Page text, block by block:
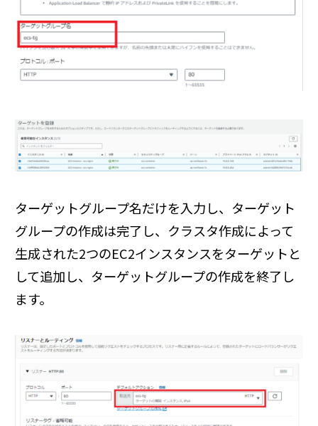
ターゲットグループ名だけを入力し、ターゲット
グループの作成は完了し、クラスタ作成によって
生成された2つのEC2インスタンスをターゲットと
して追加し、ターゲットグループの作成を終了し
ます。